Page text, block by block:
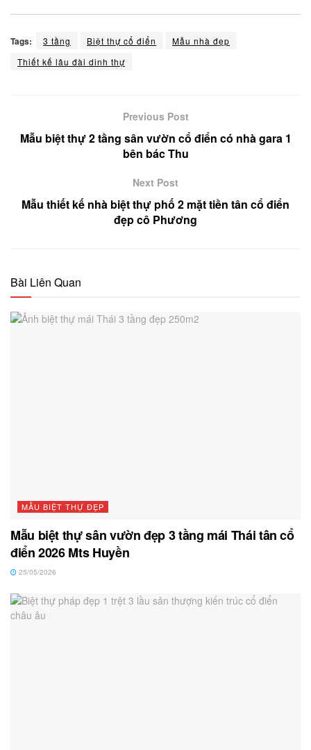
Tags: 3 tầng Biệt thự cổ điển
Mẫu nhà đẹp
Thiết kế lâu đài dinh thự
Previous Post
Mẫu biệt thự 2 tầng sân vườn cổ điển có nhà gara 1
bên bác Thu
Next Post
Mẫu thiết kế nhà biệt thự phố 2 mặt tiền tân cổ điển
đẹp cô Phương
Bài Liên Quan
MẪU BIỆT THỰ ĐẸP
Mẫu biệt thự sân vườn đẹp 3 tầng mái Thái tân cổ
điển 2026 Mts Huyền
25/05/2026